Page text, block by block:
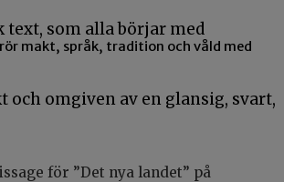
makt, språk, tradition och våld med
för ”Det nya landet” på